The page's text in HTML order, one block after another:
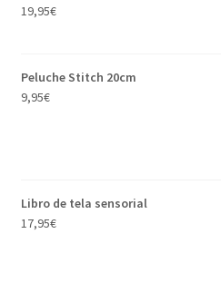
19,95€
Peluche Stitch 20cm
9,95€
Libro de tela sensorial
17,95€